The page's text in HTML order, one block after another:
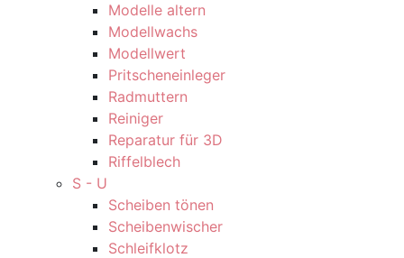
Modelle altern
Modellwachs
Modellwert
Pritscheneinleger
Radmuttern
Reiniger
Reparatur für 3D
Riffelblech
S - U
Scheiben tönen
Scheibenwischer
Schleifklotz